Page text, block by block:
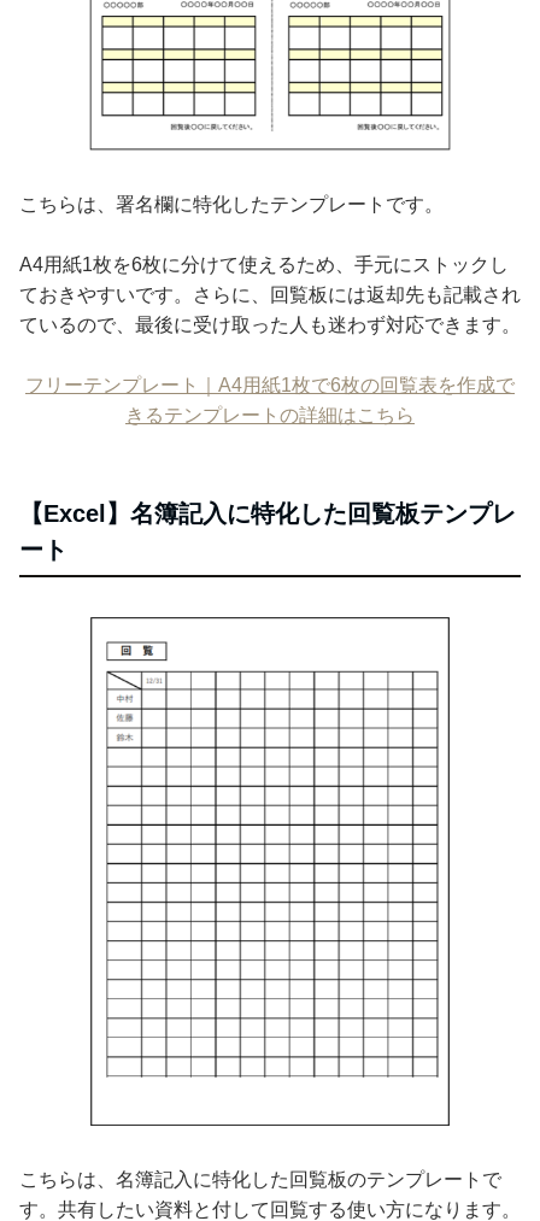
こちらは、署名欄に特化したテンプレートです。
A4用紙1枚を6枚に分けて使えるため、手元にストックし
ておきやすいです。さらに、回覧板には返却先も記載され
ているので、最後に受け取った人も迷わず対応できます。
フリーテンプレート｜A4用紙1枚で6枚の回覧表を作成で
きるテンプレートの詳細はこちら
【Excel】名簿記入に特化した回覧板テンプレ
ート
こちらは、名簿記入に特化した回覧板のテンプレートで
す。共有したい資料と付して回覧する使い方になります。